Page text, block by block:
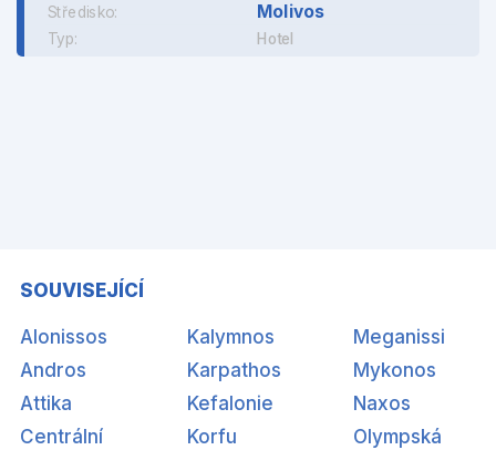
Středisko: Molivos
Typ: Hotel
SOUVISEJÍCÍ
Alonissos
Andros
Attika
Centrální
Kalymnos
Karpathos
Kefalonie
Korfu
Meganissi
Mykonos
Naxos
Olympská